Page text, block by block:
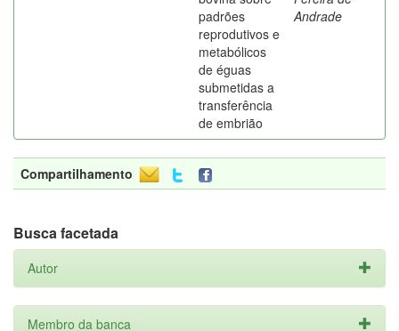
padrões
reprodutivos e
metabólicos
de éguas
submetidas a
transferência
de embrião
Andrade
Compartilhamento
Busca facetada
Autor
Membro da banca